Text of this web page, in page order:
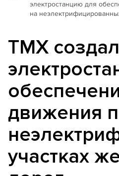
электростанцию для
на
ТМХ
движения
участках